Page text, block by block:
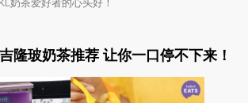
隆玻奶茶推荐 让你一口停不下来！